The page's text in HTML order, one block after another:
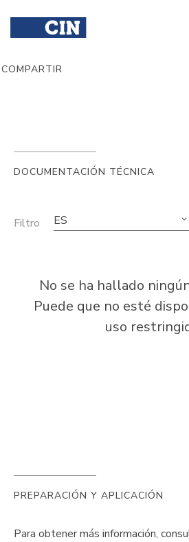
DOCUMENTACIÓN TÉCNICA
Filtro ES
No se ha hallado
Puede que no esté
uso
PREPARACIÓN Y APLICACIÓN
Para obtener más información,